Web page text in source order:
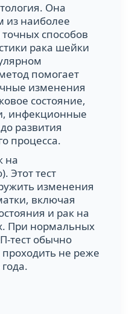
Она
из наиболее
способов
рака шейки
помогает
изменения
состояние,
инфекционные
развития
процесса.
на
Этот тест
изменения
включая
и рак на
При нормальных
тест обычно
не реже